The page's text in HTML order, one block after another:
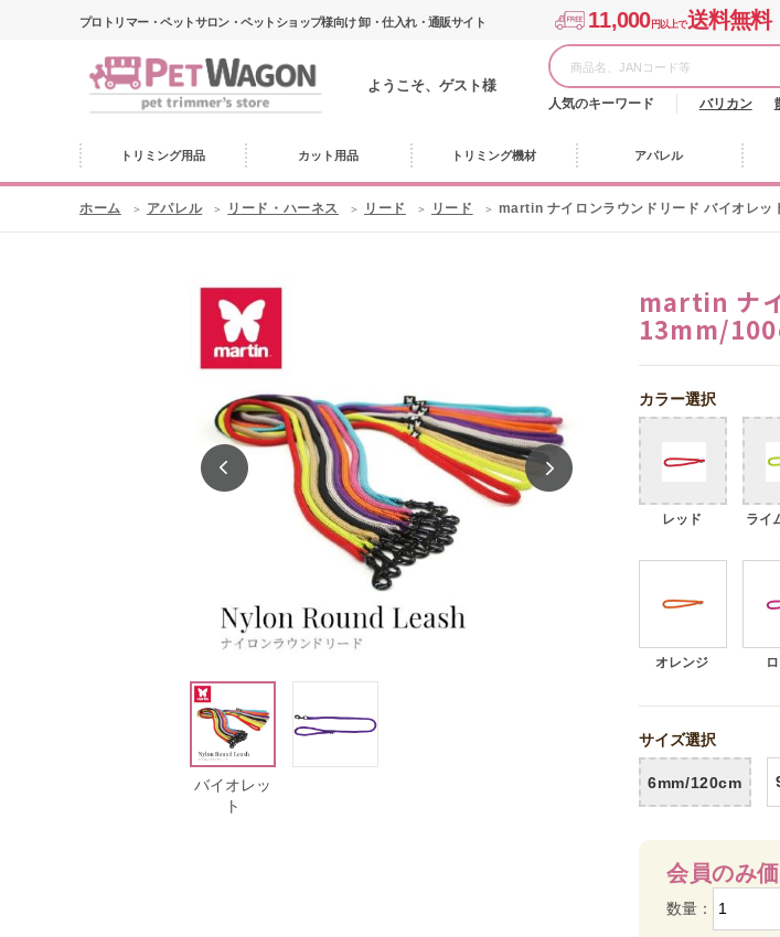
プロトリマー・ペットサロン・ペットショップ様向け 卸・仕入れ・通販サイト 11,000円以上で送料無料
ようこそ、ゲスト様
人気のキーワード バリカン
トリミング用品 カット用品 トリミング機材 アパレル
ホーム アパレル リード・ハーネス リード リード martin ナイロンラウンドリード バイオレ
バイオレッ
ト
martin ナ
13mm/
カラー選択
レッド
ライ
オレンジ
サイズ選択
6mm/120cm
会員のみ
数量：